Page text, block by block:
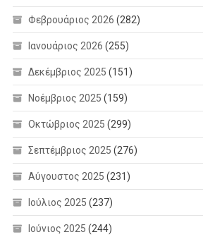
Φεβρουάριος 2026 (282)
Ιανουάριος 2026 (255)
Δεκέμβριος 2025 (151)
Νοέμβριος 2025 (159)
Οκτώβριος 2025 (299)
Σεπτέμβριος 2025 (276)
Αύγουστος 2025 (231)
Ιούλιος 2025 (237)
Ιούνιος 2025 (244)